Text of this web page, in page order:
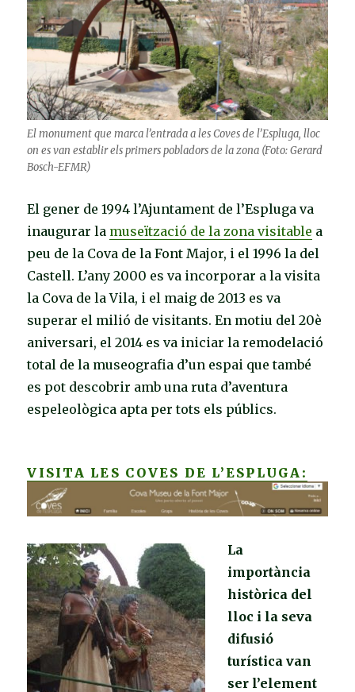
El monument que marca l’entrada a les Coves de l’Espluga, lloc
on es van establir els primers pobladors de la zona (Foto: Gerard
Bosch-EFMR)
El gener de 1994 l’Ajuntament de l’Espluga va
inaugurar la museïtzació de la zona visitable a
peu de la Cova de la Font Major, i el 1996 la del
Castell. L’any 2000 es va incorporar a la visita
la Cova de la Vila, i el maig de 2013 es va
superar el milió de visitants. En motiu del 20è
aniversari, el 2014 es va iniciar la remodelació
total de la museografia d’un espai que també
es pot descobrir amb una ruta d’aventura
espeleològica apta per tots els públics.
VISITA LES COVES DE L’ESPLUGA:
La
importància
històrica del
lloc i la seva
difusió
turística van
ser l’element